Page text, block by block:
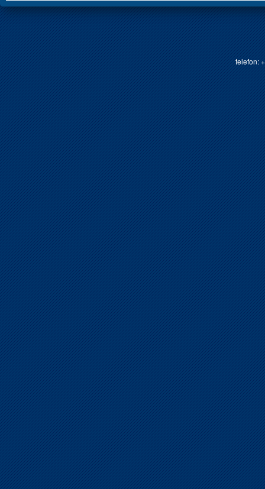
telefon: